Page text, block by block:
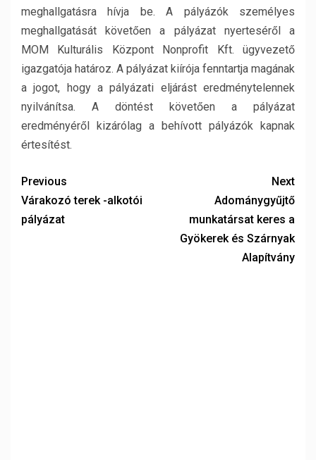
meghallgatásra hívja be. A pályázók személyes
meghallgatását követően a pályázat nyerteséről a
MOM Kulturális Központ Nonprofit Kft. ügyvezető
igazgatója határoz. A pályázat kiírója fenntartja magának
a jogot, hogy a pályázati eljárást eredménytelennek
nyilvánítsa. A döntést követően a pályázat
eredményéről kizárólag a behívott pályázók kapnak
értesítést.
Previous
Várakozó terek -alkotói
pályázat
Next
Adománygyűjtő
munkatársat keres a
Gyökerek és Szárnyak
Alapítvány